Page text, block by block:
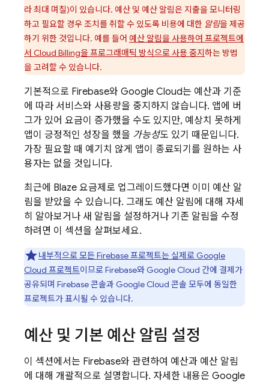
라 최대 며칠)이 있습니다. 예산 및 예산 알림은 지출을 모니터링
하고 필요할 경우 조치를 취할 수 있도록 비용에 대한 알림을 제공
하기 위한 것입니다. 예를 들어 예산 알림을 사용하여 프로젝트에
서 Cloud Billing을 프로그래매틱 방식으로 사용 중지하는 방법
을 고려할 수 있습니다.
기본적으로 Firebase와 Google Cloud는 예산과 기준
에 따라 서비스와 사용량을 중지하지 않습니다. 앱에 버
그가 있어 요금이 증가했을 수도 있지만, 예상치 못하게
앱이 긍정적인 성장을 했을 가능성도 있기 때문입니다.
가장 필요할 때 예기치 않게 앱이 종료되기를 원하는 사
용자는 없을 것입니다.
최근에 Blaze 요금제로 업그레이드했다면 이미 예산 알
림을 받았을 수 있습니다. 그래도 예산 알림에 대해 자세
히 알아보거나 새 알림을 설정하거나 기존 알림을 수정
하려면 이 섹션을 살펴보세요.
내부적으로 모든 Firebase 프로젝트는 실제로 Google
Cloud 프로젝트이므로 Firebase와 Google Cloud 간에 결제가
공유되며 Firebase콘솔과 Google Cloud 콘솔 모두에 동일한
프로젝트가 표시될 수 있습니다.
예산 및 기본 예산 알림 설정
이 섹션에서는 Firebase와 관련하여 예산과 예산 알림
에 대해 개괄적으로 설명합니다. 자세한 내용은 Google